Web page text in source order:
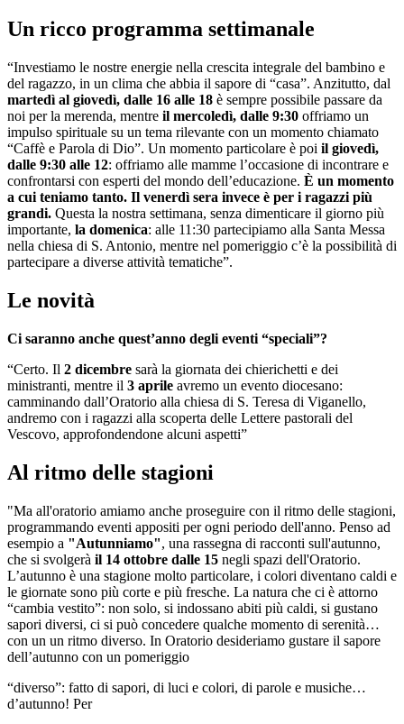
Un ricco programma settimanale
“Investiamo le nostre energie nella crescita integrale del bambino e
del ragazzo, in un clima che abbia il sapore di “casa”. Anzitutto, dal
martedì al giovedì, dalle 16 alle 18 è sempre possibile passare da
noi per la merenda, mentre il mercoledì, dalle 9:30 offriamo un
impulso spirituale su un tema rilevante con un momento chiamato
“Caffè e Parola di Dio”. Un momento particolare è poi il giovedì,
dalle 9:30 alle 12: offriamo alle mamme l’occasione di incontrare e
confrontarsi con esperti del mondo dell’educazione. È un momento
a cui teniamo tanto. Il venerdì sera invece è per i ragazzi più
grandi. Questa la nostra settimana, senza dimenticare il giorno più
importante, la domenica: alle 11:30 partecipiamo alla Santa Messa
nella chiesa di S. Antonio, mentre nel pomeriggio c’è la possibilità di
partecipare a diverse attività tematiche”.
Le novità
Ci saranno anche quest’anno degli eventi “speciali”?
“Certo. Il 2 dicembre sarà la giornata dei chierichetti e dei
ministranti, mentre il 3 aprile avremo un evento diocesano:
camminando dall’Oratorio alla chiesa di S. Teresa di Viganello,
andremo con i ragazzi alla scoperta delle Lettere pastorali del
Vescovo, approfondendone alcuni aspetti”
Al ritmo delle stagioni
"Ma all'oratorio amiamo anche proseguire con il ritmo delle stagioni,
programmando eventi appositi per ogni periodo dell'anno. Penso ad
esempio a "Autunniamo", una rassegna di racconti sull'autunno,
che si svolgerà il 14 ottobre dalle 15 negli spazi dell'Oratorio.
L’autunno è una stagione molto particolare, i colori diventano caldi e
le giornate sono più corte e più fresche. La natura che ci è attorno
“cambia vestito”: non solo, si indossano abiti più caldi, si gustano
sapori diversi, ci si può concedere qualche momento di serenità…
con un un ritmo diverso. In Oratorio desideriamo gustare il sapore
dell’autunno con un pomeriggio
“diverso”: fatto di sapori, di luci e colori, di parole e musiche…
d’autunno! Per